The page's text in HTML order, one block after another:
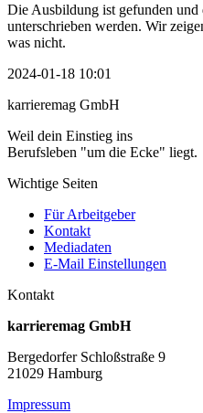
Die Ausbildung ist gefunden
unterschrieben werden. Wir
was nicht.
2024-01-18 10:01
karrieremag GmbH
Weil dein Einstieg ins
Berufsleben "um die Ecke" liegt.
Wichtige Seiten
Für Arbeitgeber
Kontakt
Mediadaten
E-Mail Einstellungen
Kontakt
karrieremag GmbH
Bergedorfer Schloßstraße 9
21029 Hamburg
Impressum